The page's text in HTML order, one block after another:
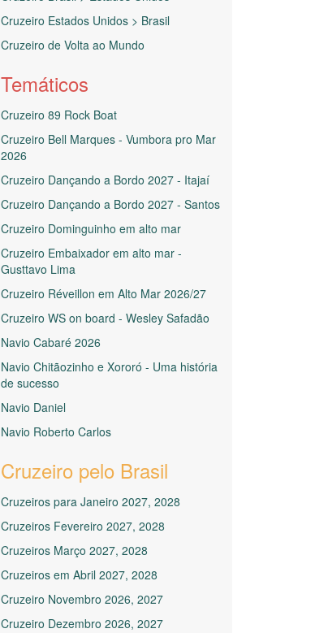
Cruzeiro Estados Unidos > Brasil
Cruzeiro de Volta ao Mundo
Temáticos
Cruzeiro 89 Rock Boat
Cruzeiro Bell Marques - Vumbora pro Mar
2026
Cruzeiro Dançando a Bordo 2027 - Itajaí
Cruzeiro Dançando a Bordo 2027 - Santos
Cruzeiro Dominguinho em alto mar
Cruzeiro Embaixador em alto mar -
Gusttavo Lima
Cruzeiro Réveillon em Alto Mar 2026/27
Cruzeiro WS on board - Wesley Safadão
Navio Cabaré 2026
Navio Chitãozinho e Xororó - Uma história
de sucesso
Navio Daniel
Navio Roberto Carlos
Cruzeiro pelo Brasil
Cruzeiros para Janeiro 2027, 2028
Cruzeiros Fevereiro 2027, 2028
Cruzeiros Março 2027, 2028
Cruzeiros em Abril 2027, 2028
Cruzeiro Novembro 2026, 2027
Cruzeiro Dezembro 2026, 2027